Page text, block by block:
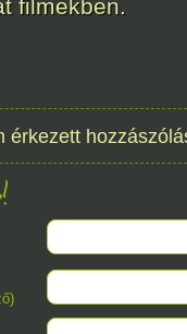
hozzá!
filmekben.
érkezett